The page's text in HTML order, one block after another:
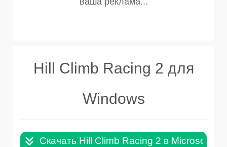
Hill Climb Racing 2 для
Windows
Скачать Hill Climb Racing 2 в Microsoft